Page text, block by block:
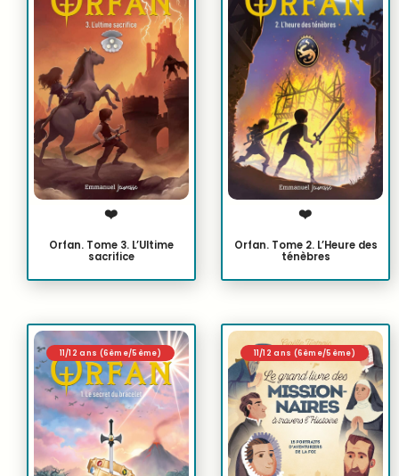
❤️
Orfan. Tome 3. L’Ultime
sacrifice
❤️
Orfan. Tome 2. L’Heure des
ténèbres
11/12 ans (6ème/5ème) 11/12 ans (6ème/5ème)